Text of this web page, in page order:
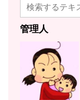
管理人